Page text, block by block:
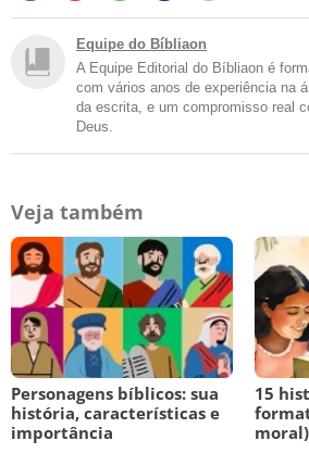
Equipe do Bíbliaon
A Equipe Editorial do Bíbliaon é
com vários anos de experiência na
da escrita, e um compromisso real
Deus.
Veja também
Personagens bíblicos: sua
história, características e
importância
15
moral)